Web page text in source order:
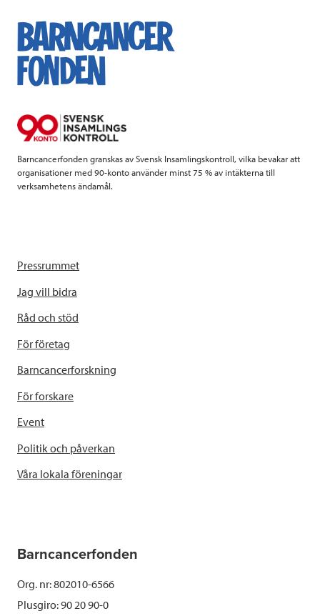
Barncancerfonden granskas av Svensk Insamlingskontroll, vilka bevakar att
organisationer med 90-konto använder minst 75 % av intäkterna till
verksamhetens ändamål.
Pressrummet
Jag vill bidra
Råd och stöd
För företag
Barncancerforskning
För forskare
Event
Politik och påverkan
Våra lokala föreningar
Barncancerfonden
Org. nr: 802010-6566
Plusgiro: 90 20 90-0